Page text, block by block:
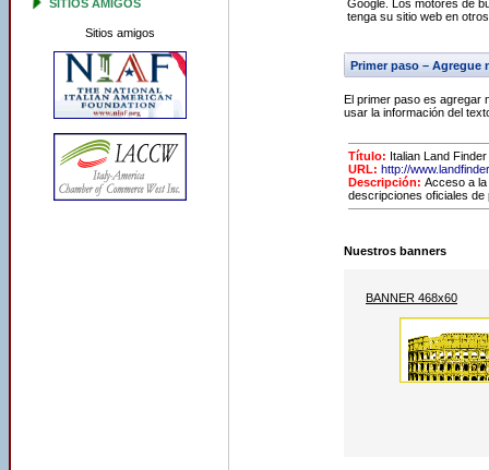
SITIOS AMIGOS
Sitios amigos
Google. Los motores de
tenga su sitio web en
Primer paso – Agregue
El primer paso es agregar
usar la información del
Título: Italian Land Finder
URL: http://
Descripción: Acceso a
descripciones oficiales de
Nuestros banners
BANNER 468x60